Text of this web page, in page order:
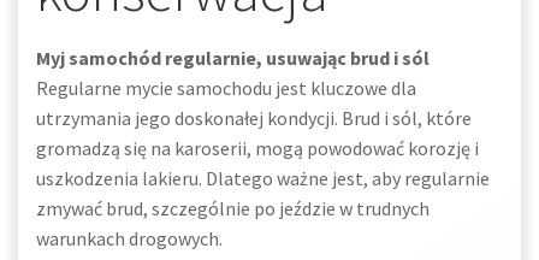
Myj samochód regularnie, usuwając brud i sól
Regularne mycie samochodu jest kluczowe dla
utrzymania jego doskonałej kondycji. Brud i sól, które
gromadzą się na karoserii, mogą powodować korozję i
uszkodzenia lakieru. Dlatego ważne jest, aby regularnie
zmywać brud, szczególnie po jeździe w trudnych
warunkach drogowych.